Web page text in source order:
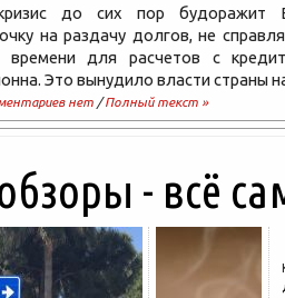
до сих пор будоражит
на раздачу долгов, не
времени для расчетов с
Это вынудило власти страны
нет /Полный текст »
- всё